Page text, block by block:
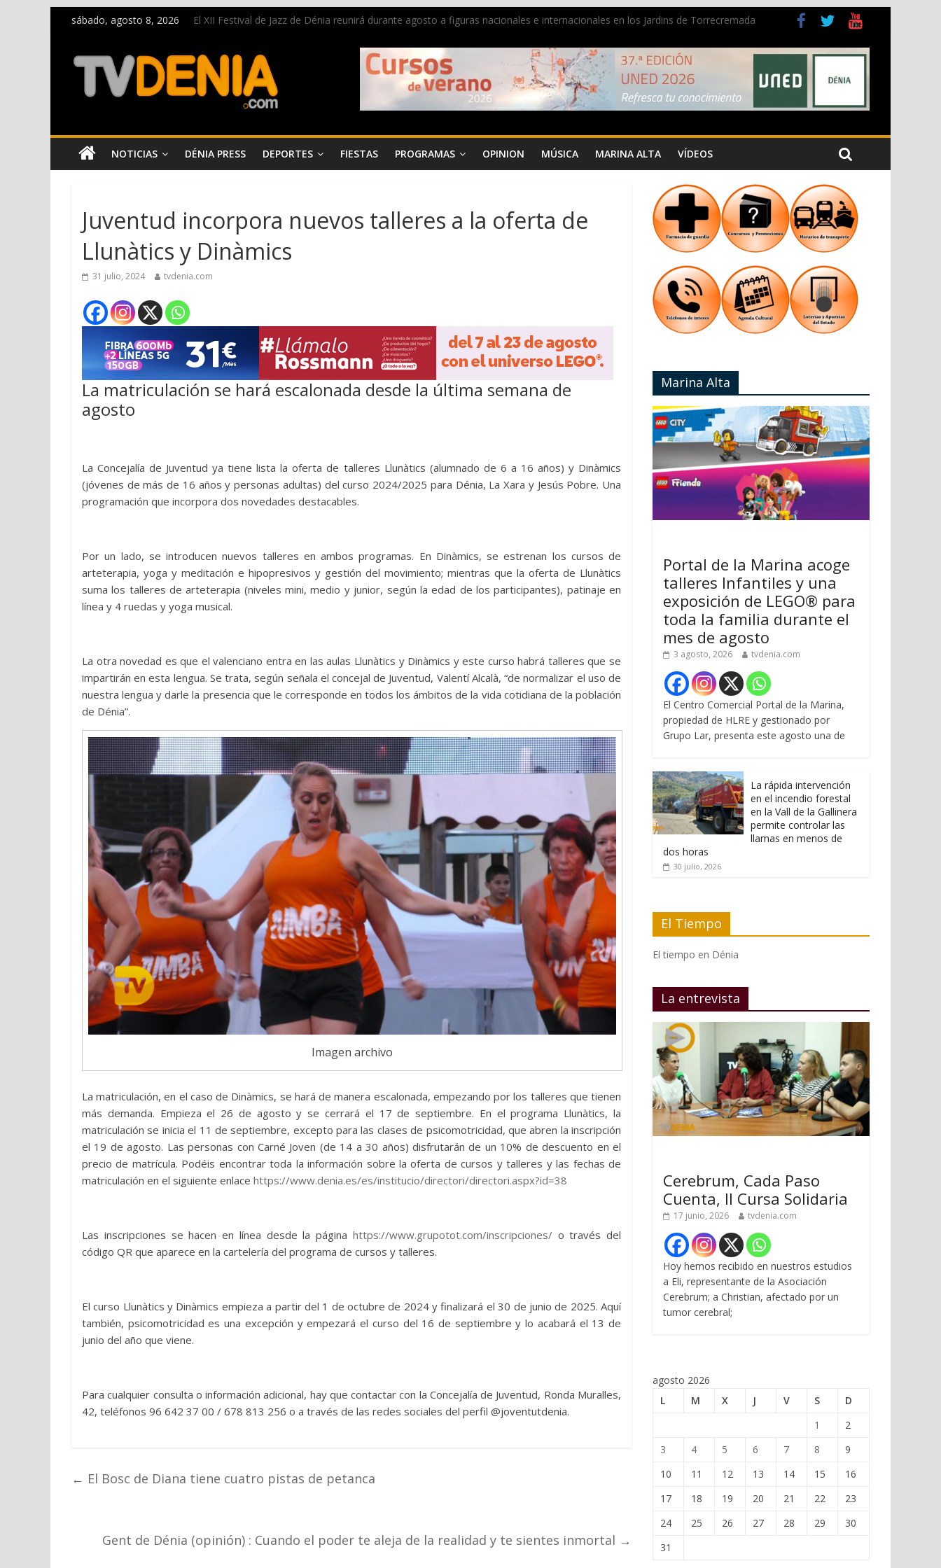
sábado, agosto 8, 2026
El XII Festival de Jazz de Dénia reunirá durante agosto a figuras nacionales e internacionales en los Jardins de Torrecremada
El bando moro protagonista en la Segunda Entraeta Festera
Paco Adsuar dona al Arxiu de Dénia más de 50.000 imágenes de la memoria visual de la ciudad
La Entraeta Festera llena de ambiente la calle Marqués de Campo con la recepción a la Capitanía Cristiana
NOTICIAS DÉNIA PRESS DEPORTES FIESTAS PROGRAMAS OPINION MÚSICA MARINA ALTA VÍDEOS
Juventud incorpora nuevos talleres a la oferta de
Llunàtics y Dinàmics
31 julio, 2024 tvdenia.com
La matriculación se hará escalonada desde la última semana de
agosto
La Concejalía de Juventud ya tiene lista la oferta de talleres Llunàtics (alumnado de 6 a 16 años) y Dinàmics
(jóvenes de más de 16 años y personas adultas) del curso 2024/2025 para Dénia, La Xara y Jesús Pobre. Una
programación que incorpora dos novedades destacables.
Por un lado, se introducen nuevos talleres en ambos programas. En Dinàmics, se estrenan los cursos de
arteterapia, yoga y meditación e hipopresivos y gestión del movimiento; mientras que la oferta de Llunàtics
suma los talleres de arteterapia (niveles mini, medio y junior, según la edad de los participantes), patinaje en
línea y 4 ruedas y yoga musical.
La otra novedad es que el valenciano entra en las aulas Llunàtics y Dinàmics y este curso habrá talleres que se
impartirán en esta lengua. Se trata, según señala el concejal de Juventud, Valentí Alcalà, “de normalizar el uso de
nuestra lengua y darle la presencia que le corresponde en todos los ámbitos de la vida cotidiana de la población
de Dénia”.
Imagen archivo
La matriculación, en el caso de Dinàmics, se hará de manera escalonada, empezando por los talleres que tienen
más demanda. Empieza el 26 de agosto y se cerrará el 17 de septiembre. En el programa Llunàtics, la
matriculación se inicia el 11 de septiembre, excepto para las clases de psicomotricidad, que abren la inscripción
el 19 de agosto. Las personas con Carné Joven (de 14 a 30 años) disfrutarán de un 10% de descuento en el
precio de matrícula. Podéis encontrar toda la información sobre la oferta de cursos y talleres y las fechas de
matriculación en el siguiente enlace https://www.denia.es/es/institucio/directori/directori.aspx?id=38
Las inscripciones se hacen en línea desde la página https://www.grupotot.com/inscripciones/ o través del
código QR que aparece en la cartelería del programa de cursos y talleres.
El curso Llunàtics y Dinàmics empieza a partir del 1 de octubre de 2024 y finalizará el 30 de junio de 2025. Aquí
también, psicomotricidad es una excepción y empezará el curso del 16 de septiembre y lo acabará el 13 de
junio del año que viene.
Para cualquier consulta o información adicional, hay que contactar con la Concejalía de Juventud, Ronda Muralles,
42, teléfonos 96 642 37 00 / 678 813 256 o a través de las redes sociales del perfil @joventutdenia.
← El Bosc de Diana tiene cuatro pistas de petanca
Gent de Dénia (opinión) : Cuando el poder te aleja de la realidad y te sientes inmortal →
Marina Alta
Portal de la Marina acoge
talleres Infantiles y una
exposición de LEGO® para
toda la familia durante el
mes de agosto
3 agosto, 2026 tvdenia.com
El Centro Comercial Portal de la Marina,
propiedad de HLRE y gestionado por
Grupo Lar, presenta este agosto una de
La rápida intervención
en el incendio forestal
en la Vall de la Gallinera
permite controlar las
llamas en menos de
dos horas
30 julio, 2026
El Tiempo
El tiempo en Dénia
La entrevista
Cerebrum, Cada Paso
Cuenta, II Cursa Solidaria
17 junio, 2026 tvdenia.com
Hoy hemos recibido en nuestros estudios
a Eli, representante de la Asociación
Cerebrum; a Christian, afectado por un
tumor cerebral;
agosto 2026
L
M X J V S
D
1
2
3
4 5 6 7 8
9
10
11 12 13 14 15
16
17
18 19 20 21 22
23
24
25 26 27 28 29
30
31